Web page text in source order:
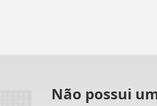
Não possui